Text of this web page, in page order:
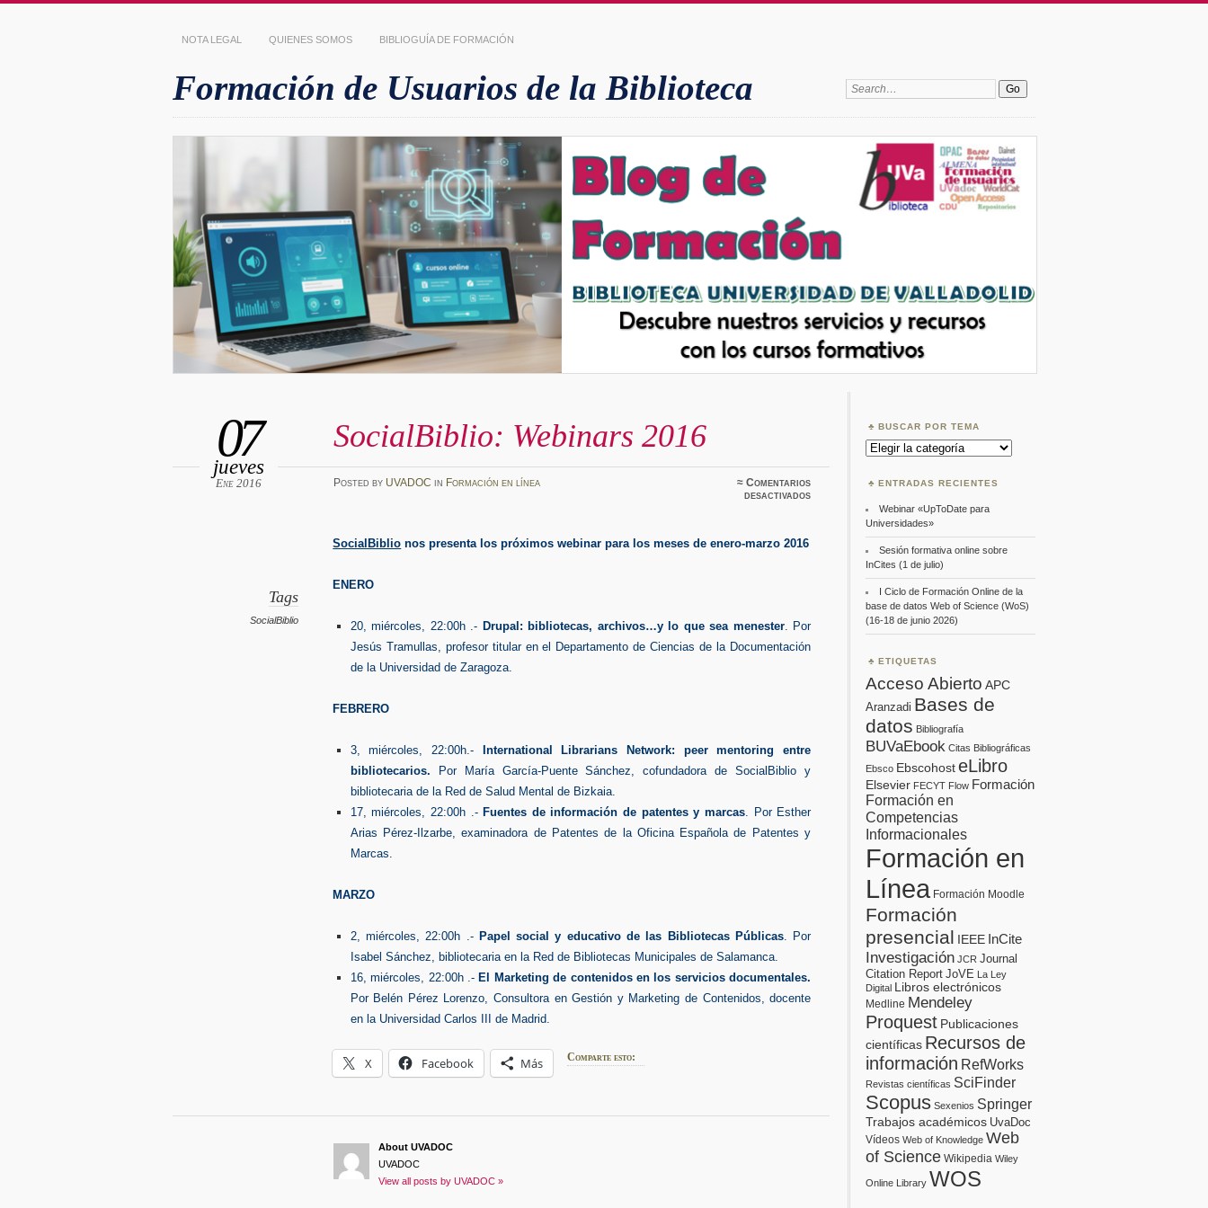
NOTA LEGAL QUIENES SOMOS BIBLIOGUÍA DE FORMACIÓN
Formación de Usuarios de la Biblioteca Search:
SocialBiblio: Webinars 2016
07
jueves
Ene 2016 Posted by UVADOC in Formación en línea ≈Comentarios
desactivadosen
SocialBiblio:
Tags
SocialBiblio
SocialBiblio nos presenta los próximos webinar para los meses de enero-marzo 2016
ENERO
20, miércoles, 22:00h .- Drupal: bibliotecas, archivos…y lo que sea menester. Por
Jesús Tramullas, profesor titular en el Departamento de Ciencias de la Documentación
de la Universidad de Zaragoza.
FEBRERO
3, miércoles, 22:00h.-
International Librarians Network: peer mentoring entre
bibliotecarios. Por María García-Puente Sánchez, cofundadora de SocialBiblio y
bibliotecaria de la Red de Salud Mental de Bizkaia.
17, miércoles, 22:00h .- Fuentes de información de patentes y marcas. Por Esther
Arias Pérez-Ilzarbe, examinadora de Patentes de la Oficina Española de Patentes y
Marcas.
MARZO
2, miércoles, 22:00h .- Papel social y educativo de las Bibliotecas Públicas. Por
Isabel Sánchez, bibliotecaria en la Red de Bibliotecas Municipales de Salamanca.
16, miércoles, 22:00h .- El Marketing de contenidos en los servicios documentales.
Por Belén Pérez Lorenzo, Consultora en Gestión y Marketing de Contenidos, docente
en la Universidad Carlos III de Madrid.
Comparte esto:
X Facebook Más
About UVADOC
UVADOC
View all posts by UVADOC »
BUSCAR POR TEMA
Buscar
por
ENTRADAS RECIENTES
Webinar «UpToDate para
Universidades»
Sesión formativa online sobre
InCites (1 de julio)
I Ciclo de Formación Online de la
base de datos Web of Science (WoS)
(16-18 de junio 2026)
ETIQUETAS
Acceso Abierto APC
Aranzadi Bases de
datos Bibliografía
BUVaEbook Citas Bibliográficas
Ebsco EbscohosteLibro
Elsevier FECYT Flow Formación
Formación en
Competencias
Informacionales
Formación en
Línea Formación Moodle
Formación
presencial IEEE InCite
Investigación JCR Journal
Citation Report JoVE La Ley
Digital Libros electrónicos
Medline Mendeley
Proquest Publicaciones
científicas Recursos de
información RefWorks
Revistas científicas SciFinder
Scopus Sexenios Springer
Trabajos académicos UvaDoc
Vídeos Web of Knowledge Web
of Science Wikipedia Wiley
Online Library WOS